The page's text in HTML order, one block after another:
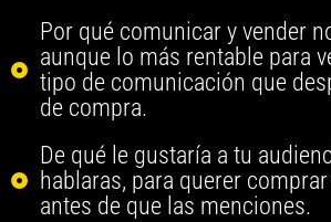
Por qué comunicar y vender
aunque lo más rentable para
tipo de comunicación que
de compra.
De qué le gustaría a tu
hablaras, para querer
antes de que las menciones.